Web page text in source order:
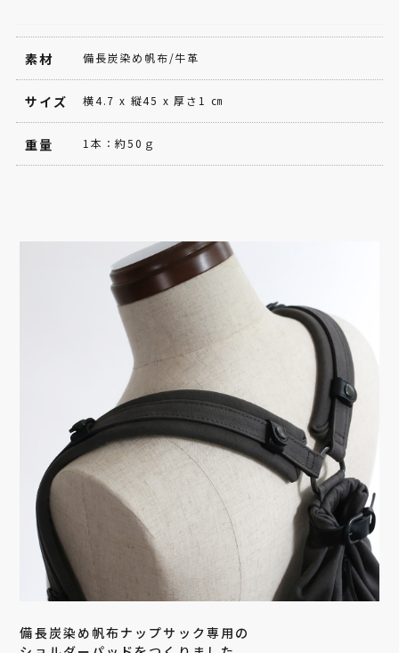
素材 備長炭染め帆布/牛革
サイズ 横4.7 x 縦45 x 厚さ1 ㎝
重量 1本：約50ｇ
備長炭染め帆布ナップサック専用の